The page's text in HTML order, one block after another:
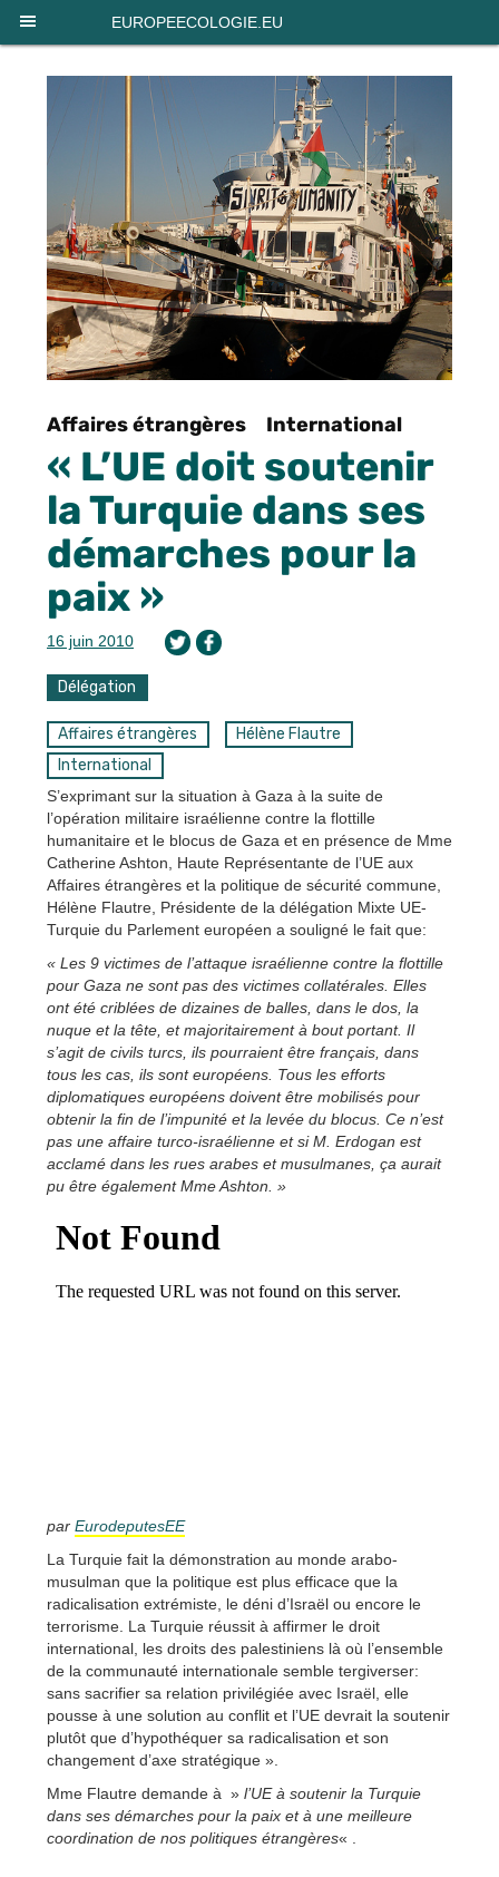
EUROPEECOLOGIE.EU
Affaires étrangères International
« L’UE doit soutenir
la Turquie dans ses
démarches pour la
paix »
16 juin 2010
Délégation
Affaires étrangères
Hélène Flautre
International
S’exprimant sur la situation à Gaza à la suite de
l’opération militaire israélienne contre la flottille
humanitaire et le blocus de Gaza et en présence de Mme
Catherine Ashton, Haute Représentante de l’UE aux
Affaires étrangères et la politique de sécurité commune,
Hélène Flautre, Présidente de la délégation Mixte UE-
Turquie du Parlement européen a souligné le fait que:
« Les 9 victimes de l’attaque israélienne contre la flottille
pour Gaza ne sont pas des victimes collatérales. Elles
ont été criblées de dizaines de balles, dans le dos, la
nuque et la tête, et majoritairement à bout portant. Il
s’agit de civils turcs, ils pourraient être français, dans
tous les cas, ils sont européens. Tous les efforts
diplomatiques européens doivent être mobilisés pour
obtenir la fin de l’impunité et la levée du blocus. Ce n’est
pas une affaire turco-israélienne et si M. Erdogan est
acclamé dans les rues arabes et musulmanes, ça aurait
pu être également Mme Ashton. »
par EurodeputesEE
La Turquie fait la démonstration au monde arabo-
musulman que la politique est plus efficace que la
radicalisation extrémiste, le déni d’Israël ou encore le
terrorisme. La Turquie réussit à affirmer le droit
international, les droits des palestiniens là où l’ensemble
de la communauté internationale semble tergiverser:
sans sacrifier sa relation privilégiée avec Israël, elle
pousse à une solution au conflit et l’UE devrait la soutenir
plutôt que d’hypothéquer sa radicalisation et son
changement d’axe stratégique ».
Mme Flautre demande à » l’UE à soutenir la Turquie
dans ses démarches pour la paix et à une meilleure
coordination de nos politiques étrangères« .